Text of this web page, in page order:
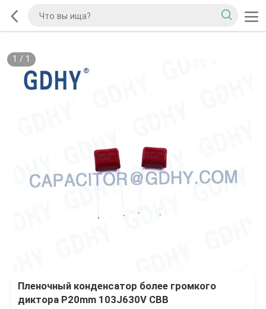
1 / 1
Пленочный конденсатор более громкого
диктора P20mm 103J630V CBB